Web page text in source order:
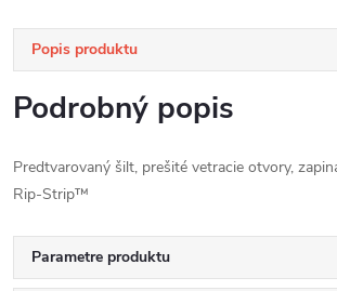
Popis produktu
Podrobný popis
Predtvarovaný šilt, prešité vetracie otvory,
Rip-Strip™
Parametre produktu